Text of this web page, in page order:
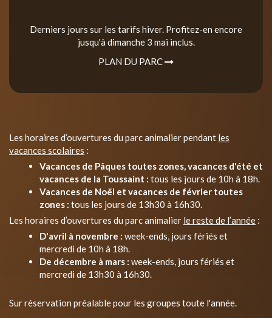
Derniers jours sur les tarifs hiver. Profitez-en encore
jusqu'à dimanche 3 mai inclus.
PLAN DU PARC
Les horaires d’ouvertures du parc animalier pendant les
vacances scolaires :
Vacances de Pâques toutes zones, vacances d'été et
vacances de la Toussaint : tous les jours de 10h à 18h.
Vacances de Noël et vacances de février toutes
zones : tous les jours de 13h30 à 16h30.
Les horaires d’ouvertures du parc animalier le reste de l’année :
D'avril à novembre : week-ends, jours fériés et
mercredi de 10h à 18h.
De décembre à mars : week-ends, jours fériés et
mercredi de 13h30 à 16h30.
Sur réservation préalable pour les groupes toute l'année.